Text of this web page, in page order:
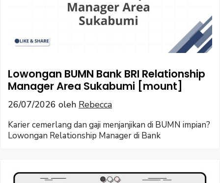
Lowongan BUMN Bank BRI Relationship
Manager Area Sukabumi [mount]
26/07/2026 oleh Rebecca
Karier cemerlang dan gaji menjanjikan di BUMN impian?
Lowongan Relationship Manager di Bank